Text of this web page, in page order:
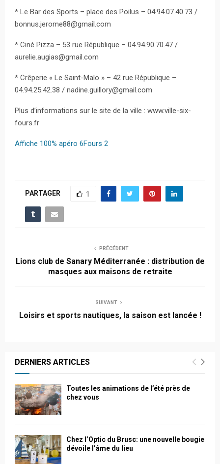
* Le Bar des Sports – place des Poilus – 04.94.07.40.73 /
bonnus.jerome88@gmail.com
* Ciné Pizza – 53 rue République – 04.94.90.70.47 /
aurelie.augias@gmail.com
* Crêperie « Le Saint-Malo » – 42 rue République –
04.94.25.42.38 / nadine.guillory@gmail.com
Plus d’informations sur le site de la ville : www.ville-six-
fours.fr
Affiche 100% apéro 6Fours 2
PARTAGER 1
PRÉCÉDENT
Lions club de Sanary Méditerranée : distribution de
masques aux maisons de retraite
SUIVANT
Loisirs et sports nautiques, la saison est lancée !
DERNIERS ARTICLES
Toutes les animations de l’été près de
chez vous
Chez l’Optic du Brusc: une nouvelle bougie
dévoile l’âme du lieu